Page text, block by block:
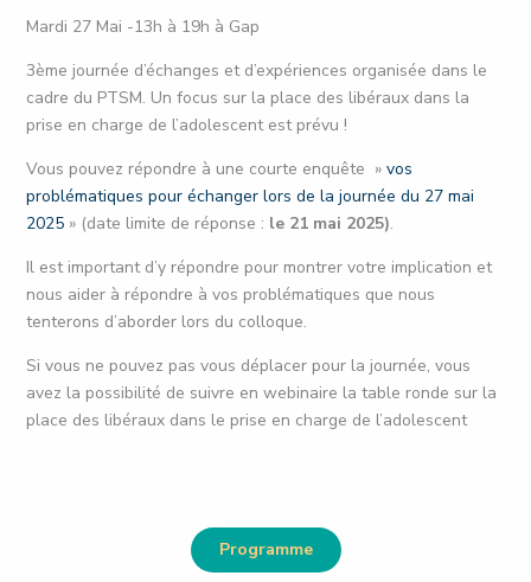
Mardi 27 Mai -13h à 19h à Gap
3ème journée d’échanges et d’expériences organisée dans le
cadre du PTSM. Un focus sur la place des libéraux dans la
prise en charge de l’adolescent est prévu !
Vous pouvez répondre à une courte enquête » vos
problématiques pour échanger lors de la journée du 27 mai
2025» (date limite de réponse : le 21 mai 2025).
Il est important d’y répondre pour montrer votre implication et
nous aider à répondre à vos problématiques que nous
tenterons d’aborder lors du colloque.
Si vous ne pouvez pas vous déplacer pour la journée, vous
avez la possibilité de suivre en webinaire la table ronde sur la
place des libéraux dans le prise en charge de l’adolescent
Programme